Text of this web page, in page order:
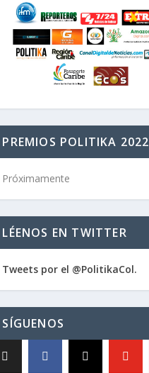
PREMIOS POLITIKA 2022
Próximamente
LÉENOS EN TWITTER
Tweets por el @PolitikaCol.
SÍGUENOS